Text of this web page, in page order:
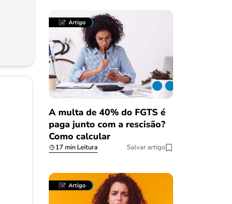
A multa de 40% do FGTS é
paga junto com a rescisão?
Como calcular
17 min Leitura Salvar artigo